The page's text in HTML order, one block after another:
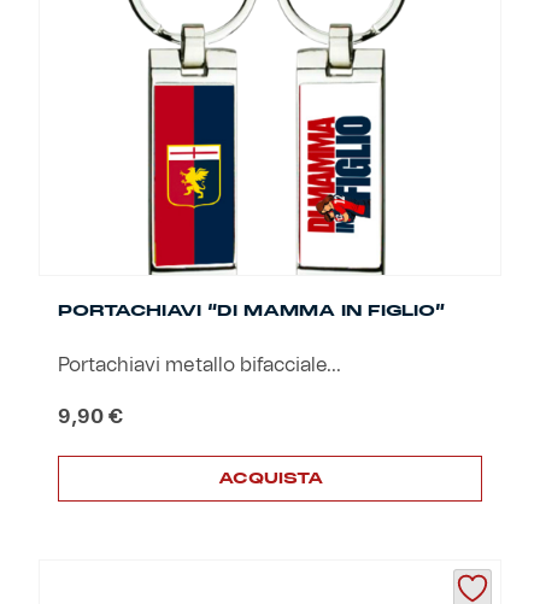
PORTACHIAVI “DI MAMMA IN FIGLIO”
Portachiavi metallo bifacciale...
9,90 €
ACQUISTA